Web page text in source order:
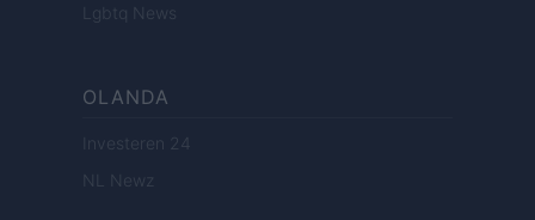
Lgbtq News
OLANDA
Investeren 24
NL Newz